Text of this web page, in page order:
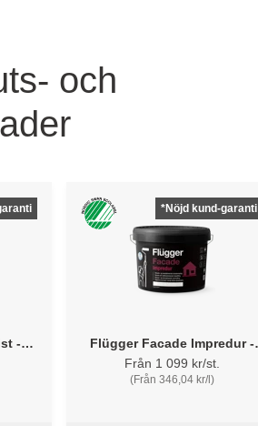
och
-
*Nöjd kund-garanti
Flügger Facade Impredur -
Fasadfärg
Från 1 099 kr/st.
(Från 346,04 kr/l)